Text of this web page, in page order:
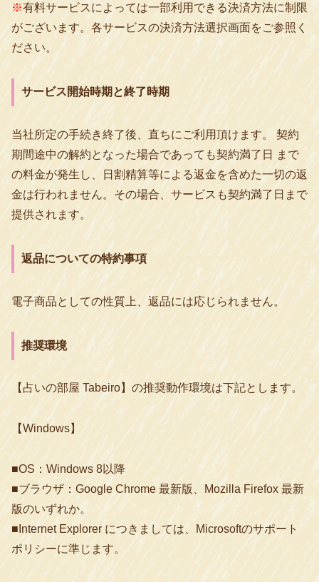
※有料サービスによっては一部利用できる決済方法に制限
がございます。各サービスの決済方法選択画面をご参照く
ださい。
サービス開始時期と終了時期
当社所定の手続き終了後、直ちにご利用頂けます。 契約
期間途中の解約となった場合であっても契約満了日 まで
の料金が発生し、日割精算等による返金を含めた一切の返
金は行われません。その場合、サービスも契約満了日まで
提供されます。
返品についての特約事項
電子商品としての性質上、返品には応じられません。
推奨環境
【占いの部屋 Tabeiro】の推奨動作環境は下記とします。
【Windows】
■OS：Windows 8以降
■ブラウザ：Google Chrome 最新版、Mozilla Firefox 最新
版のいずれか。
■Internet Explorer につきましては、Microsoftのサポート
ポリシーに準じます。